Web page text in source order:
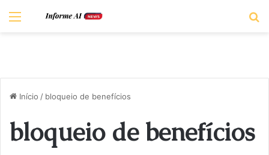
Menu
Início / bloqueio de benefícios
bloqueio de benefícios